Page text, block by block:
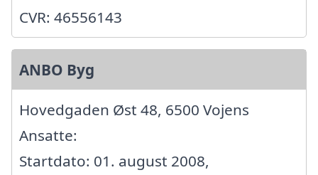
CVR: 46556143
ANBO Byg
Hovedgaden Øst 48, 6500 Vojens
Ansatte:
Startdato: 01. august 2008,